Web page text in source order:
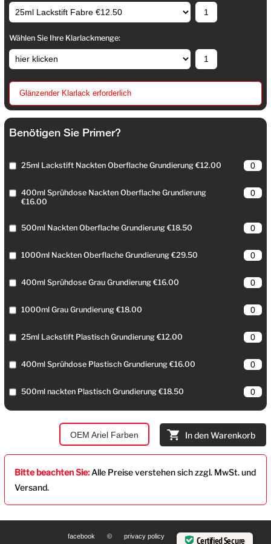
Wählen Sie Ihre Klarlackmenge:
Glänzender Klarlack erforderlich
Benötigen Sie Primer?
25ml Lackstift Nackten Oberflache Grundierung €12.00
400ml Sprühdose Nackten Oberflache Grundierung
€16.00
500ml Nackten Oberflache Grundierung €18.50
1000ml Nackten Oberflache Grundierung €29.50
400ml Sprühdose Grau Grundierung €16.00
1000ml Grau Grundierung €18.00
25ml Lackstift Plastisch Grundierung €12.00
400ml Sprühdose Plastisch Grundierung €16.00
500ml nackten Plastisch Grundierung €18.50
In den Warenkorb
OEM Ariel Farben
Bitte beachten Sie: Alle Preise verstehen sich zzgl. MwSt. und
Versand.
facebook © privacy policy Certified Secure